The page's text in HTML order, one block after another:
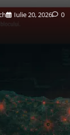
Iulie 20, 2026 0